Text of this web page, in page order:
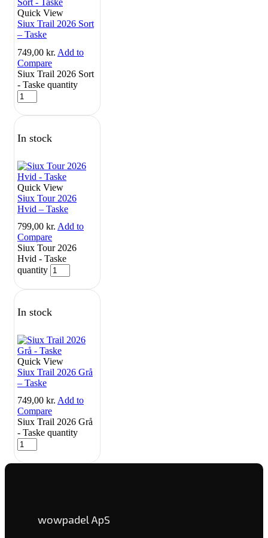
Quick View
Siux Trail 2026 Sort
– Taske
749,00 kr. Add to
Compare
Siux Trail 2026 Sort
- Taske quantity
In stock
Quick View
Siux Tour 2026
Hvid – Taske
799,00 kr. Add to
Compare
Siux Tour 2026
Hvid - Taske
quantity
In stock
Quick View
Siux Trail 2026 Grå
– Taske
749,00 kr. Add to
Compare
Siux Trail 2026 Grå
- Taske quantity
wowpadel ApS